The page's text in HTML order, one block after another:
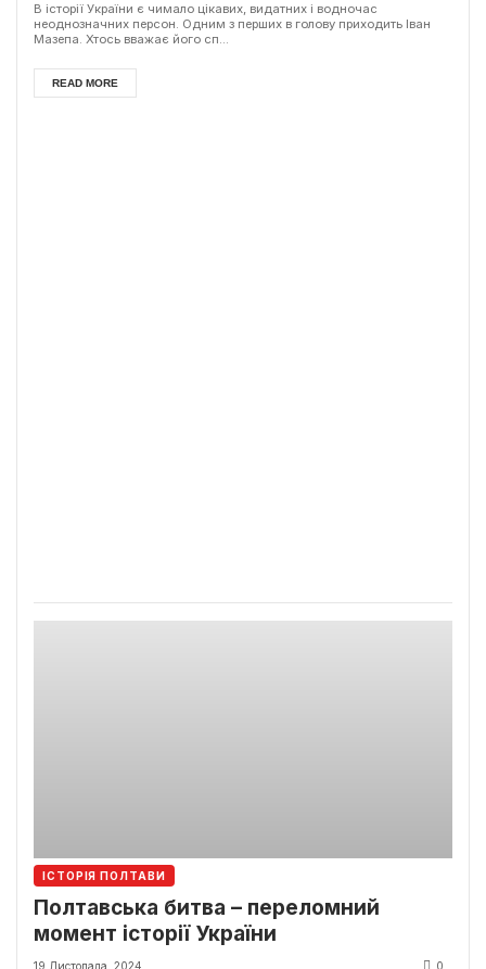
В історії України є чимало цікавих, видатних і водночас
неоднозначних персон. Одним з перших в голову приходить Іван
Мазепа. Хтось вважає його сп...
READ MORE
ІСТОРІЯ ПОЛТАВИ
Полтавська битва – переломний
момент історії України
19 Листопада, 2024 0